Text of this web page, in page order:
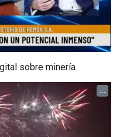
sobre minería
...